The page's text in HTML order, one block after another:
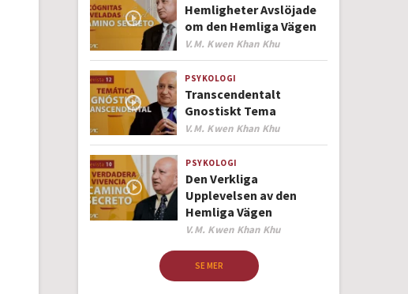
Hemligheter Avslöjade
om den Hemliga Vägen
Author
V.M. Kwen Khan Khu
PSYKOLOGI
Transcendentalt
Gnostiskt Tema
Author
V.M. Kwen Khan Khu
PSYKOLOGI
Den Verkliga
Upplevelsen av den
Hemliga Vägen
Author
V.M. Kwen Khan Khu
SE MER